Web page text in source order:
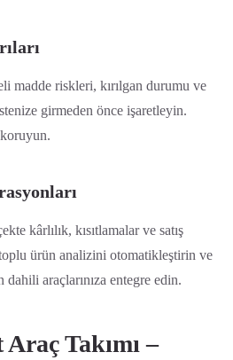
madde riskleri, kırılgan durumu ve
girmeden önce işaretleyin.
koruyun.
kârlılık, kısıtlamalar ve satış
ürün analizini otomatikleştirin ve
dahili araçlarınıza entegre edin.
Takımı –